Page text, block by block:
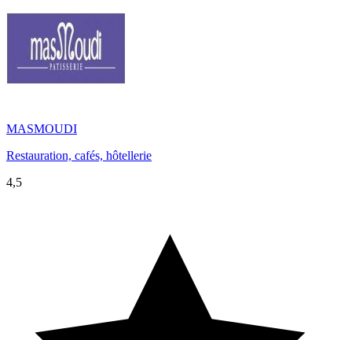
MASMOUDI
Restauration, cafés, hôtellerie
4,5